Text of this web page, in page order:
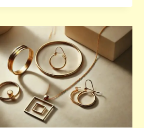
SCHOONMAKEN